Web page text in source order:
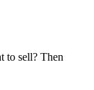
to sell? Then